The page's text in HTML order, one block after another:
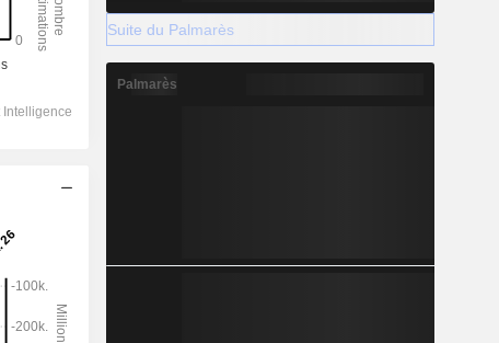
Suite du Palmarès
Palmarès